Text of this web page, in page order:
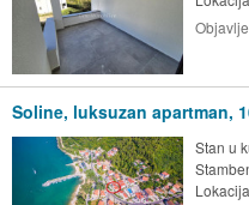
Soline, luksuzan apartman,
Stan u